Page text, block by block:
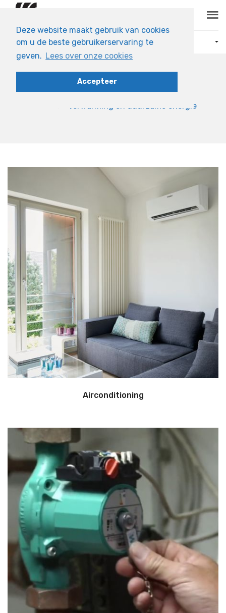
Deze website maakt gebruik van cookies
om u de beste gebruikerservaring te
geven. Lees over onze cookies
Accepteer
Skip to main content
ONZE PRODUCTEN
VERWARMING EN DUURZAME ENERGIE
Verwarming en duurzame energie
Airconditioning